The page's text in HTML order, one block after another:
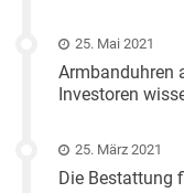
25. Mai 2021
Armbanduhren
Investoren
25. März 2021
Die Bestattung